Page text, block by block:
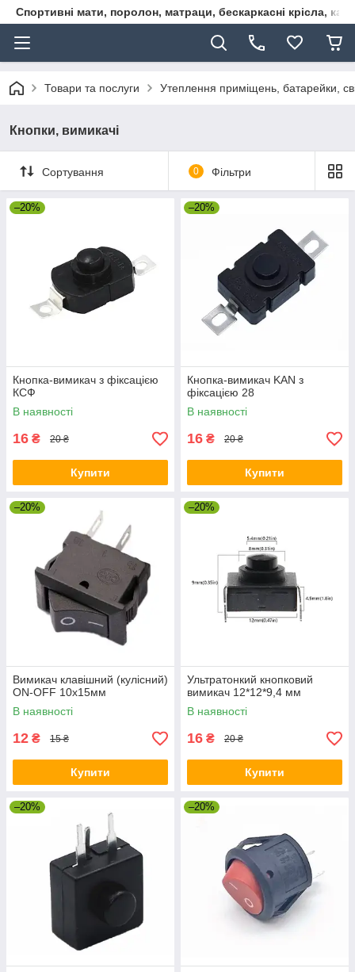
Спортивні мати, поролон, матраци, бескаркасні крісла,
Товари та послуги Утеплення приміщень, батарейки,
Кнопки, вимикачі
Сортування 0 Фільтри
–20%
Кнопка-вимикач з фіксацією
КСФ
В наявності
16 ₴ 20 ₴
Купити
–20%
Кнопка-вимикач KAN з
фіксацією 28
В наявності
16 ₴ 20 ₴
Купити
–20%
Вимикач клавішний (кулісний)
ON-OFF 10х15мм
В наявності
12 ₴ 15 ₴
Купити
–20%
Ультратонкий кнопковий
вимикач 12*12*9,4 мм
В наявності
16 ₴ 20 ₴
Купити
–20% –20%